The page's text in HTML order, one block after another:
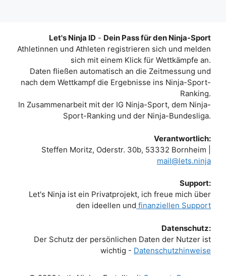
Let's Ninja ID - Dein Pass für den Ninja-Sport
Athletinnen und Athleten registrieren sich und melden
sich mit einem Klick für Wettkämpfe an.
Daten fließen automatisch an die Zeitmessung und
nach dem Wettkampf die Ergebnisse ins Ninja-Sport-
Ranking.
In Zusammenarbeit mit der IG Ninja-Sport, dem Ninja-
Sport-Ranking und der Ninja-Bundesliga.
Verantwortlich:
Steffen Moritz, Oderstr. 30b, 53332 Bornheim |
mail@lets.ninja
Support:
Let's Ninja ist ein Privatprojekt, ich freue mich über
den ideellen und finanziellen Support
Datenschutz:
Der Schutz der persönlichen Daten der Nutzer ist
wichtig - Datenschutzhinweise